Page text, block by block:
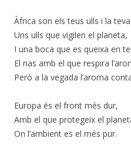
Àfrica son els teus ulls i la
Uns ulls que vigilen el planeta,
I una boca que es queixa en
El nas amb el que respira
Però a la vegada l’aroma
Europa és el front més dur,
Amb el que protegeix el
On l’ambient es el més pur.